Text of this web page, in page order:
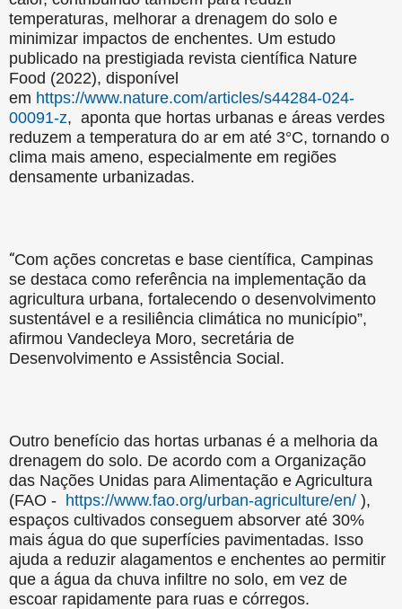
temperaturas, melhorar a drenagem do solo e
minimizar impactos de enchentes. Um estudo
publicado na prestigiada revista científica Nature
Food (2022), disponível
em https://www.nature.com/articles/s44284-024-
00091-z, aponta que hortas urbanas e áreas verdes
reduzem a temperatura do ar em até 3°C, tornando o
clima mais ameno, especialmente em regiões
densamente urbanizadas.
“Com ações concretas e base científica, Campinas
se destaca como referência na implementação da
agricultura urbana, fortalecendo o desenvolvimento
sustentável e a resiliência climática no município”,
afirmou Vandecleya Moro, secretária de
Desenvolvimento e Assistência Social.
Outro benefício das hortas urbanas é a melhoria da
drenagem do solo. De acordo com a Organização
das Nações Unidas para Alimentação e Agricultura
(FAO - https://www.fao.org/urban-agriculture/en/ ),
espaços cultivados conseguem absorver até 30%
mais água do que superfícies pavimentadas. Isso
ajuda a reduzir alagamentos e enchentes ao permitir
que a água da chuva infiltre no solo, em vez de
escoar rapidamente para ruas e córregos.